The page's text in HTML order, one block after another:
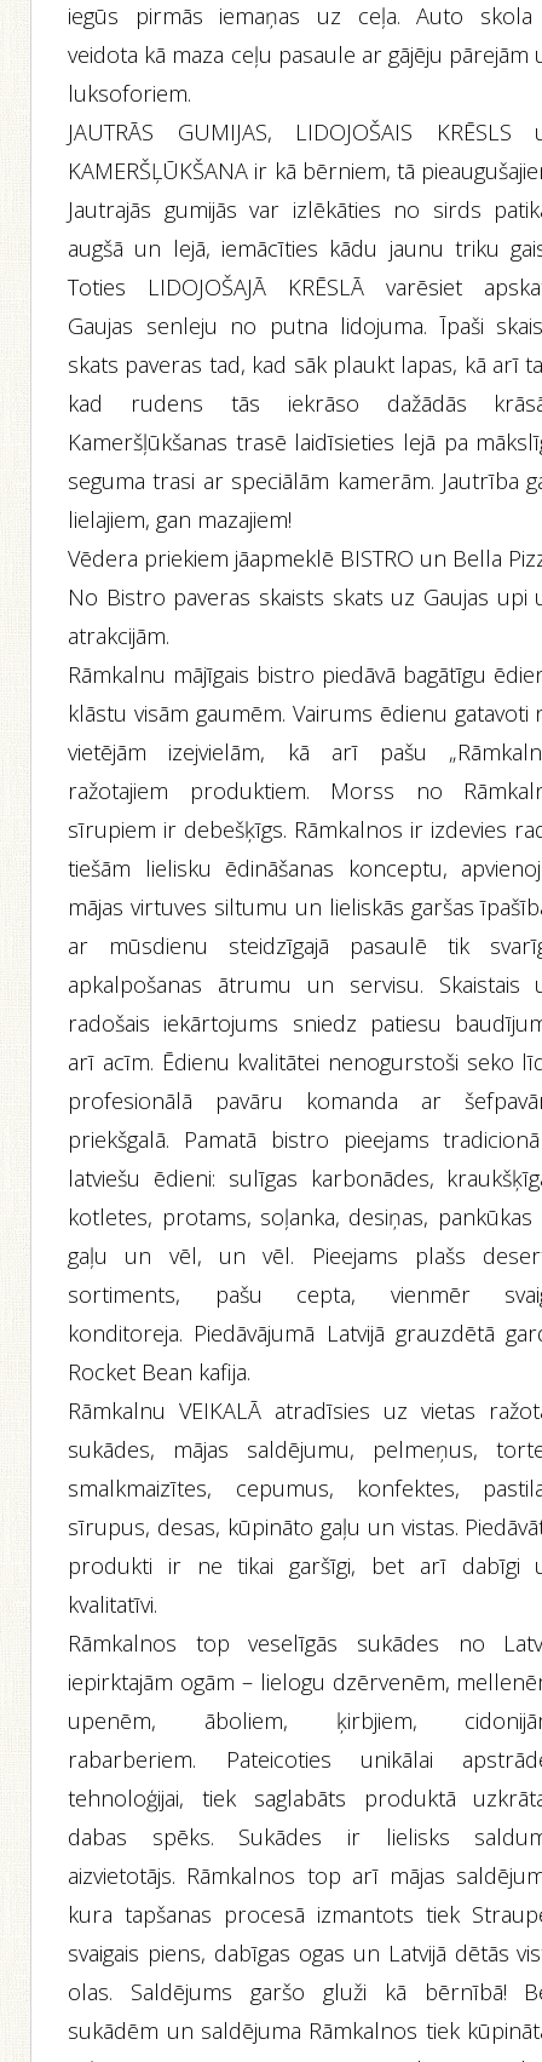
iegūs pirmās iemaņas uz ceļa. Auto
veidota kā maza ceļu pasaule ar gājēju pārejām
luksoforiem.
JAUTRĀS GUMIJAS, LIDOJOŠAIS KRĒSLS
KAMERŠĻŪKŠANA ir kā bērniem, tā
Jautrajās gumijās var izlēkāties no sirds
augšā un lejā, iemācīties kādu jaunu triku
Toties LIDOJOŠAJĀ KRĒSLĀ varēsiet
Gaujas senleju no putna lidojuma. Īpaši
skats paveras tad, kad sāk plaukt lapas, kā arī
kad rudens tās iekrāso dažādās
Kameršļūkšanas trasē laidīsieties lejā pa
seguma trasi ar speciālām kamerām. Jautrība
lielajiem, gan mazajiem!
Vēdera priekiem jāapmeklē BISTRO un Bella
No Bistro paveras skaists skats uz Gaujas upi
atrakcijām.
Rāmkalnu mājīgais bistro piedāvā bagātīgu
klāstu visām gaumēm. Vairums ēdienu gatavoti
vietējām izejvielām, kā arī pašu
ražotajiem produktiem. Morss no
sīrupiem ir debešķīgs. Rāmkalnos ir izdevies
tiešām lielisku ēdināšanas konceptu,
mājas virtuves siltumu un lieliskās garšas
ar mūsdienu steidzīgajā pasaulē tik
apkalpošanas ātrumu un servisu. Skaistais
radošais iekārtojums sniedz patiesu
arī acīm. Ēdienu kvalitātei nenogurstoši seko
profesionālā pavāru komanda ar
priekšgalā. Pamatā bistro pieejams
latviešu ēdieni: sulīgas karbonādes,
kotletes, protams, soļanka, desiņas, pankūkas
gaļu un vēl, un vēl. Pieejams plašs
sortiments, pašu cepta, vienmēr
konditoreja. Piedāvājumā Latvijā grauzdētā
Rocket Bean kafija.
Rāmkalnu VEIKALĀ atradīsies uz vietas
sukādes, mājas saldējumu, pelmeņus,
smalkmaizītes, cepumus, konfektes,
sīrupus, desas, kūpināto gaļu un vistas.
produkti ir ne tikai garšīgi, bet arī dabīgi
kvalitatīvi.
Rāmkalnos top veselīgās sukādes no
iepirktajām ogām – lielogu dzērvenēm,
upenēm, āboliem, ķirbjiem,
rabarberiem. Pateicoties unikālai
tehnoloģijai, tiek saglabāts produktā
dabas spēks. Sukādes ir lielisks
aizvietotājs. Rāmkalnos top arī mājas
kura tapšanas procesā izmantots tiek
svaigais piens, dabīgas ogas un Latvijā dētās
olas. Saldējums garšo gluži kā bērnībā!
sukādēm un saldējuma Rāmkalnos tiek